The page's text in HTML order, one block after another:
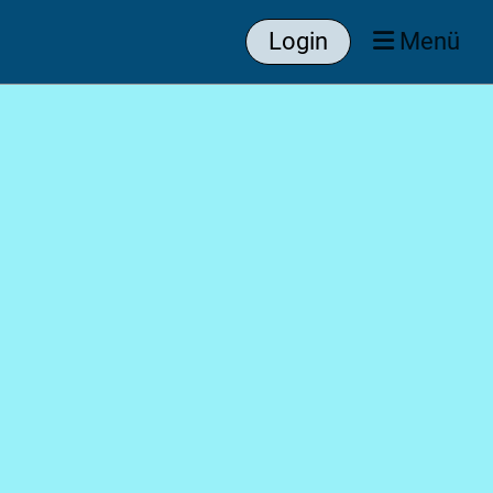
Login Menü